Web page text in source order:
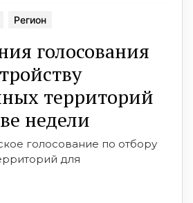
Регион
голосования
территорий
недели
голосование по отбору
для